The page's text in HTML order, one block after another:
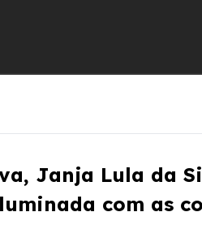
Janja Lula da
com as